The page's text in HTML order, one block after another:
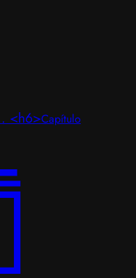
<h6>Capítulo